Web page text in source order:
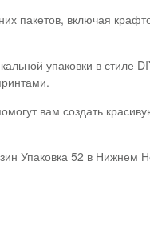
пакетов, включая
упаковки в стиле
вам создать
Упаковка 52 в